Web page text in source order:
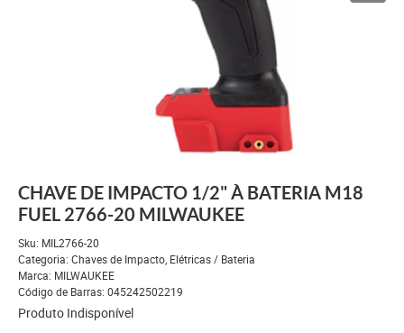
CHAVE DE IMPACTO 1/2" À BATERIA M18
FUEL 2766-20 MILWAUKEE
Sku: MIL2766-20
Categoria: Chaves de Impacto, Elétricas / Bateria
Marca: MILWAUKEE
Código de Barras: 045242502219
Produto Indisponível